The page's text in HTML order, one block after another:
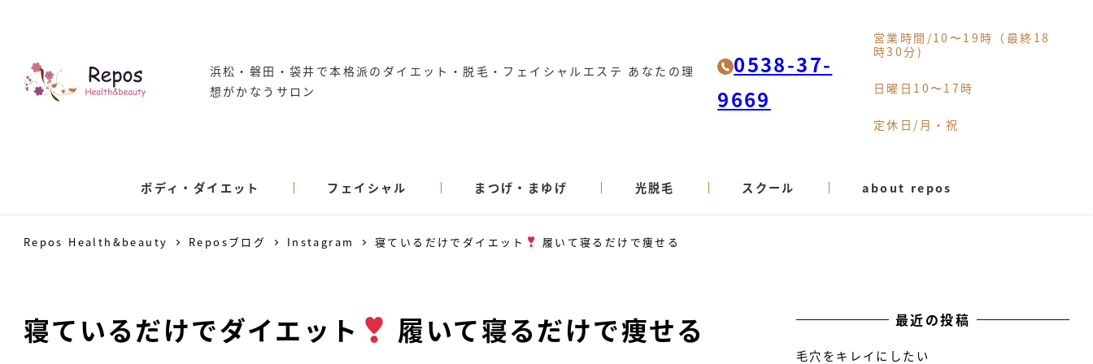
浜松・磐田・袋井で本格派のダイエット・脱毛・フェイシャルエステ あなたの理
想がかなうサロン
0538-37-
9669
営業時間/10〜19時（最終18
時30分)
日曜日10〜17時
定休日/月・祝
ボディ・ダイエット フェイシャル まつげ・まゆげ 光脱毛 スクール about repos
Repos Health&beauty Reposブログ Instagram 寝ているだけでダイエット 履いて寝るだけで痩せる
寝ているだけでダイエット 履いて寝るだけで痩せる 最近の投稿
毛穴をキレイにしたい